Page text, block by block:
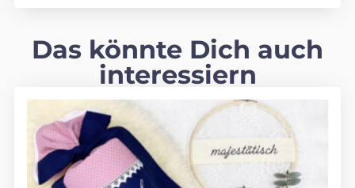
Das könnte Dich auch
interessiern